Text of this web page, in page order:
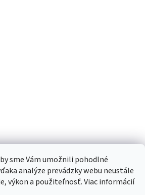
sme Vám umožnili pohodlné
analýze prevádzky webu neustále
výkon a použiteľnosť. Viac informácií